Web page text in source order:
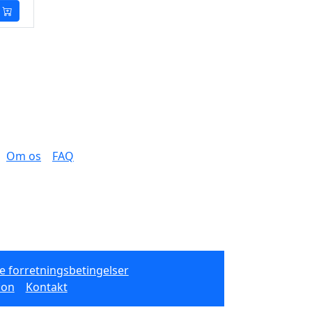
Om os FAQ
forretningsbetingelser
Kontakt